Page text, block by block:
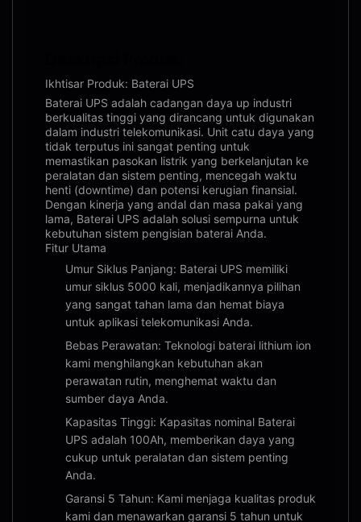
Ikhtisar Produk: Baterai UPS
Baterai UPS adalah cadangan daya up industri
berkualitas tinggi yang dirancang untuk digunakan
dalam industri telekomunikasi. Unit catu daya yang
tidak terputus ini sangat penting untuk
memastikan pasokan listrik yang berkelanjutan ke
peralatan dan sistem penting, mencegah waktu
henti (downtime) dan potensi kerugian finansial.
Dengan kinerja yang andal dan masa pakai yang
lama, Baterai UPS adalah solusi sempurna untuk
kebutuhan sistem pengisian baterai Anda.
Fitur Utama
Umur Siklus Panjang: Baterai UPS memiliki
umur siklus 5000 kali, menjadikannya pilihan
yang sangat tahan lama dan hemat biaya
untuk aplikasi telekomunikasi Anda.
Bebas Perawatan: Teknologi baterai lithium ion
kami menghilangkan kebutuhan akan
perawatan rutin, menghemat waktu dan
sumber daya Anda.
Kapasitas Tinggi: Kapasitas nominal Baterai
UPS adalah 100Ah, memberikan daya yang
cukup untuk peralatan dan sistem penting
Anda.
Garansi 5 Tahun: Kami menjaga kualitas produk
kami dan menawarkan garansi 5 tahun untuk